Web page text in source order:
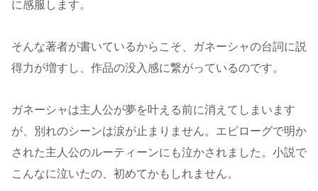
に感服します。
そんな著者が書いているからこそ、ガネーシャの台詞に説
得力が増すし、作品の没入感に繋がっているのです。
ガネーシャは主人公が夢を叶える前に消えてしまいます
が、別れのシーンは涙が止まりません。エピローグで明か
された主人公のルーティーンにも泣かされました。小説で
こんなに泣いたの、初めてかもしれません。